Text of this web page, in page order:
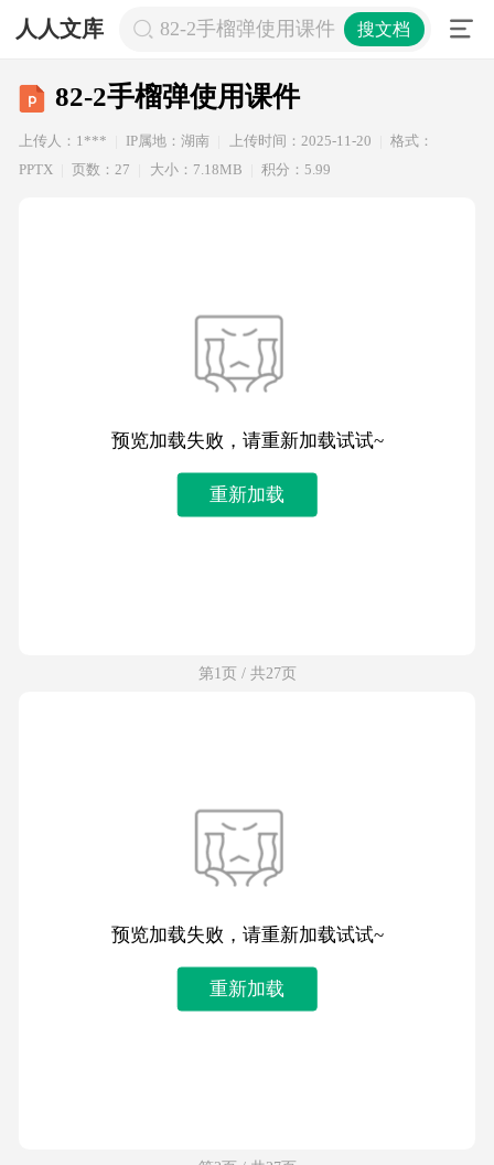
人人文库 82-2手榴弹使用课件 搜文档
82-2手榴弹使用课件
上传人：1*** IP属地：湖南 上传时间：2025-11-20
格式：
PPTX
页数：27 大小：7.18MB 积分：5.99
预览加载失败，请重新加载试试~
重新加载
第1页 / 共27页
预览加载失败，请重新加载试试~
重新加载